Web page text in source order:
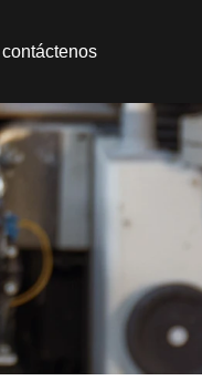
contáctenos